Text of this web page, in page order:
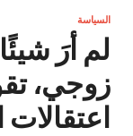
السياسة
لم أرَ
زوجي،